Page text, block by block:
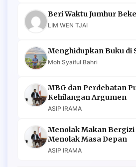
Beri Waktu Jumhur
LIM WEN TJAI
Menghidupkan Buku di
Moh Syaiful Bahri
MBG dan Perdebatan
Kehilangan Argumen
ASIP IRAMA
Menolak Makan Bergizi
Menolak Masa Depan
ASIP IRAMA